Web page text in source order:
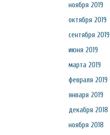
ноября 2019
октября 2019
сентября 2019
июня 2019
марта 2019
февраля 2019
января 2019
декабря 2018
ноября 2018